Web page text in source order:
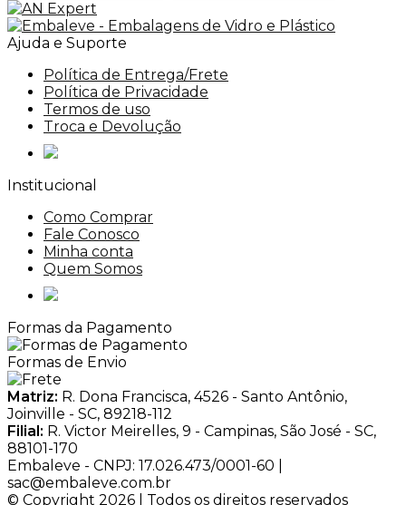
Ajuda e Suporte
Política de Entrega/Frete
Política de Privacidade
Termos de uso
Troca e Devolução
Institucional
Como Comprar
Fale Conosco
Minha conta
Quem Somos
Formas da Pagamento
Formas de Envio
Matriz: R. Dona Francisca, 4526 - Santo Antônio,
Joinville - SC, 89218-112
Filial: R. Victor Meirelles, 9 - Campinas, São José - SC,
88101-170
Embaleve - CNPJ: 17.026.473/0001-60 |
sac@embaleve.com.br
© Copyright 2026 | Todos os direitos reservados